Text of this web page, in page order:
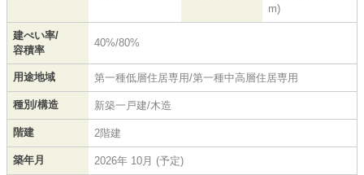
m)
建ぺい率/
容積率
40%/80%
用途地域 第一種低層住居専用/第一種中高層住居専用
種別/構造 新築一戸建/木造
階建 2階建
築年月 2026年 10月 (予定)